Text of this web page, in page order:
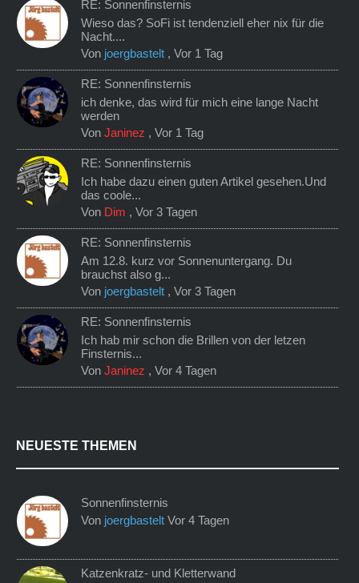
RE: Sonnenfinsternis
Wieso das? SoFi ist tendenziell eher nix für die
Nacht....
Von joergbastelt ,Vor 1 Tag
RE: Sonnenfinsternis
ich denke, das wird für mich eine lange Nacht
werden
VonJaninez ,Vor 1 Tag
RE: Sonnenfinsternis
Ich habe dazu einen guten Artikel gesehen.Und
das coole...
Von Dim ,Vor 3 Tagen
RE: Sonnenfinsternis
Am 12.8. kurz vor Sonnenuntergang. Du
brauchst also g...
Von joergbastelt ,Vor 3 Tagen
RE: Sonnenfinsternis
Ich hab mir schon die Brillen von der letzen
Finsternis...
VonJaninez ,Vor 4 Tagen
NEUESTE THEMEN
Sonnenfinsternis
Von joergbastelt Vor 4 Tagen
Katzenkratz- und Kletterwand